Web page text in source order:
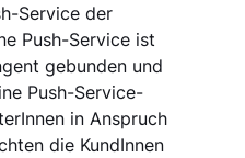
Service der
Push-Service ist
gebunden und
Push-Service-
in Anspruch
die KundInnen